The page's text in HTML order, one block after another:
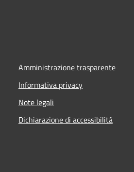
Amministrazione trasparente
Informativa privacy
Note legali
Dichiarazione di accessibilità